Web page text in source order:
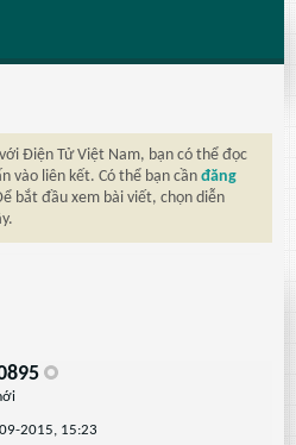
Điện Tử Việt Nam, bạn có thể đọc
vào liên kết. Có thể bạn cần đăng
bắt đầu xem bài viết, chọn diễn
2015, 15:23